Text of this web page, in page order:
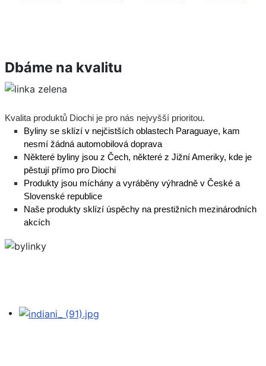
Dbáme na kvalitu
Kvalita produktů Diochi je pro nás nejvyšší prioritou.
Byliny se sklízí v nejčistších oblastech Paraguaye, kam
nesmí žádná automobilová doprava
Některé byliny jsou z Čech, některé z Jižní Ameriky, kde je
pěstují přímo pro Diochi
Produkty jsou míchány a vyráběny výhradně v České a
Slovenské republice
Naše produkty sklízí úspěchy na prestižních mezinárodních
akcích